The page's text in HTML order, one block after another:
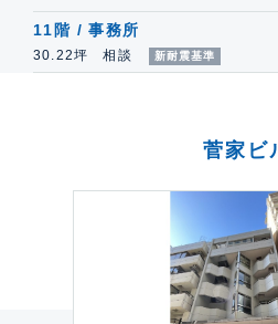
11階 / 事務所
30.22坪 相談 新耐震基準
菅家ビ